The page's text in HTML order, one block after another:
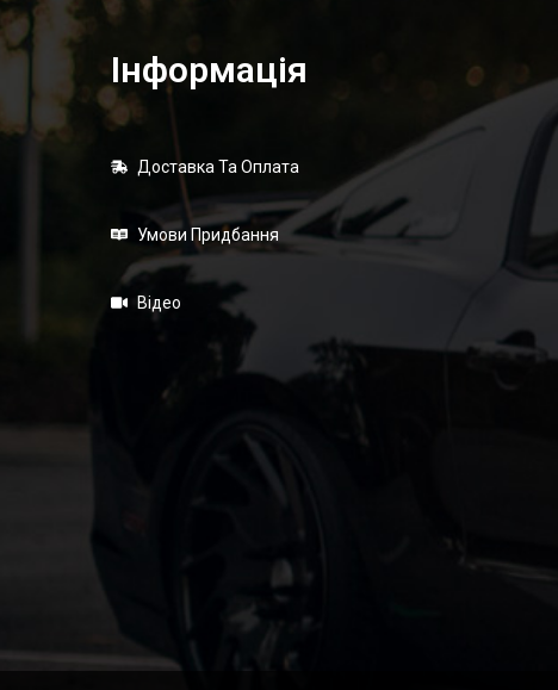
Інформація
Доставка Та Оплата
Умови Придбання
Відео